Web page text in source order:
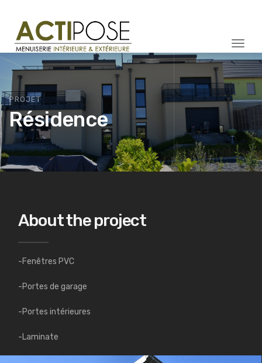
PROJET
Résidence
About the project
-Fenêtres PVC
-Portes de garage
-Portes intérieures
-Laminate